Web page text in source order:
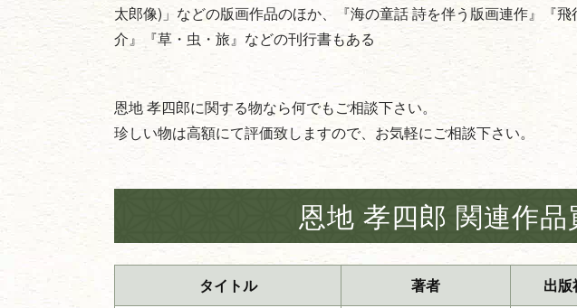
太郎像)」などの版画作品のほか、『海の童話 詩を伴う版画連作』『
介』『草・虫・旅』などの刊行書もある
恩地 孝四郎に関する物なら何でもご相談下さい。
珍しい物は高額にて評価致しますので、お気軽にご相談下さい。
恩地 孝四郎 関連作品
タイトル 著者 出版